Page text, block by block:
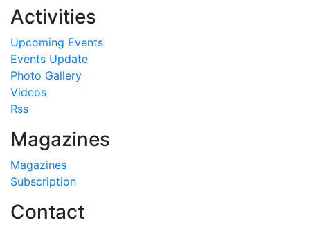
Activities
Upcoming Events
Events Update
Photo Gallery
Videos
Rss
Magazines
Magazines
Subscription
Contact